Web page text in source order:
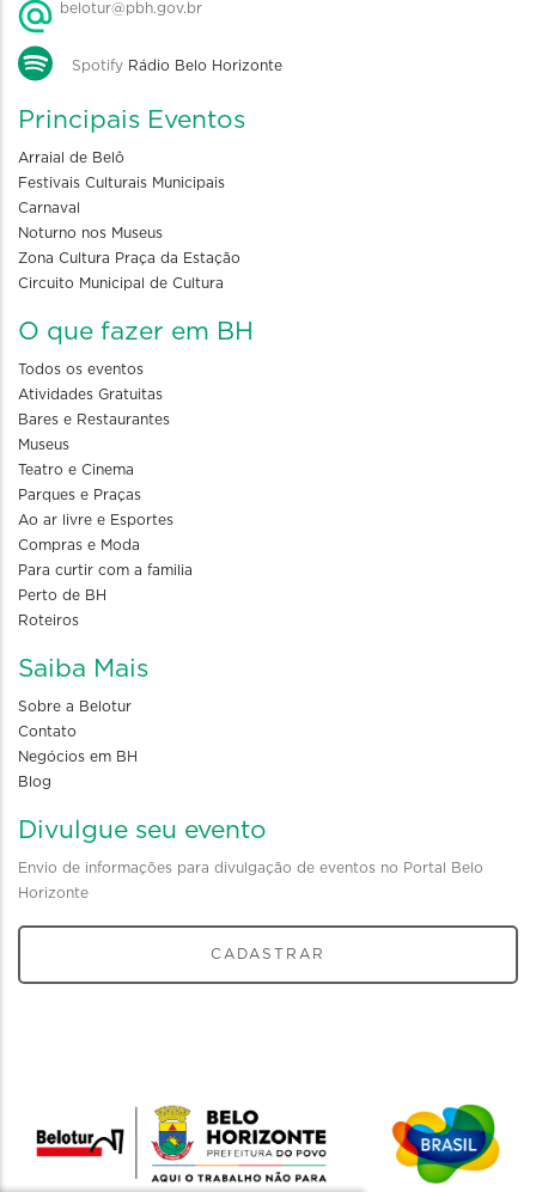
belotur@pbh.gov.br
Spotify Rádio Belo Horizonte
Principais Eventos
Arraial de Belô
Festivais Culturais Municipais
Carnaval
Noturno nos Museus
Zona Cultura Praça da Estação
Circuito Municipal de Cultura
O que fazer em BH
Todos os eventos
Atividades Gratuitas
Bares e Restaurantes
Museus
Teatro e Cinema
Parques e Praças
Ao ar livre e Esportes
Compras e Moda
Para curtir com a familia
Perto de BH
Roteiros
Saiba Mais
Sobre a Belotur
Contato
Negócios em BH
Blog
Divulgue seu evento
Envio de informações para divulgação de eventos no Portal Belo
Horizonte
CADASTRAR